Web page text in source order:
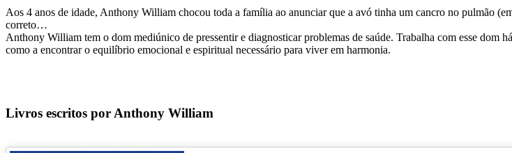
Aos 4 anos de idade, Anthony William chocou toda a família ao anunciar que a avó tinha um cancro no pulmão
correto…
Anthony William tem o dom mediúnico de pressentir e diagnosticar problemas de saúde. Trabalha com esse dom
como a encontrar o equilíbrio emocional e espiritual necessário para viver em harmonia.
Livros escritos por Anthony William